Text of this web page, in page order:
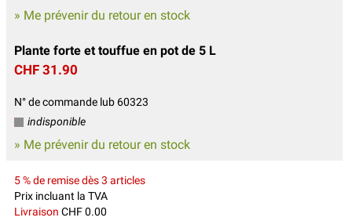
» Me prévenir du retour en stock
Plante forte et touffue en pot de 5 L
CHF 31.90
N° de commande lub 60323
indisponible
» Me prévenir du retour en stock
5 % de remise dès 3 articles
Prix incluant la TVA
Livraison CHF 0.00